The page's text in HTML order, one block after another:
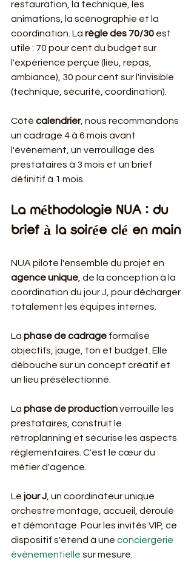
restauration, la technique, les
animations, la scénographie et la
coordination. La règle des 70/30 est
utile : 70 pour cent du budget sur
l'expérience perçue (lieu, repas,
ambiance), 30 pour cent sur l'invisible
(technique, sécurité, coordination).
Côté calendrier, nous recommandons
un cadrage 4 à 6 mois avant
l'évènement, un verrouillage des
prestataires à 3 mois et un brief
définitif à 1 mois.
La méthodologie NUA : du
brief à la soirée clé en main
NUA pilote l'ensemble du projet en
agence unique, de la conception à la
coordination du jour J, pour décharger
totalement les équipes internes.
La phase de cadrage formalise
objectifs, jauge, ton et budget. Elle
débouche sur un concept créatif et
un lieu présélectionné.
La phase de production verrouille les
prestataires, construit le
rétroplanning et sécurise les aspects
réglementaires. C'est le cœur du
métier d'agence.
Le jour J, un coordinateur unique
orchestre montage, accueil, déroulé
et démontage. Pour les invités VIP, ce
dispositif s'étend à une conciergerie
évènementielle sur mesure.